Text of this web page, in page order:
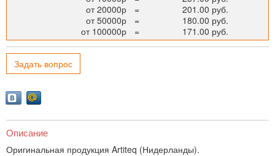
от 20000р
=
201.00 руб.
от 50000р
=
180.00 руб.
от 100000р
= 171.00 руб.
Задать вопрос
Описание
Оригинальная продукция Artiteq (Нидерланды).